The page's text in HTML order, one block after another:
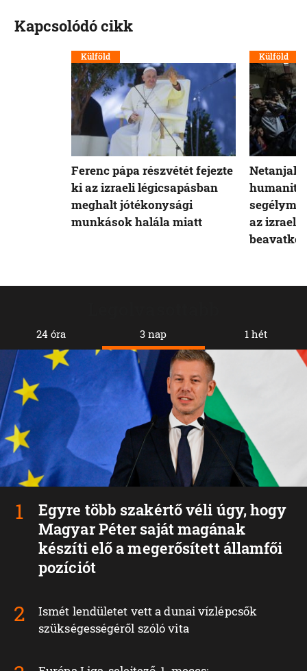
24 óra 3 nap
Egyre több szakértő véli úgy, hogy
Magyar Péter saját magának
készíti elő a megerősített államfői
pozíciót
Ismét lendületet vett a dunai vízlépcsők
szükségességéről szóló vita
1 hét
Kapcsolódó cikk
Külföld
Ferenc pápa részvétét fejezte
ki az izraeli légicsapásban
meghalt jótékonysági
munkások halála miatt
Külföld
az izraeli